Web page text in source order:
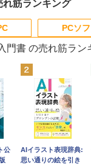
筋ランキング
tomtoc 360°保護
15.6 16インチ パソコ
PCソ
ド
Microsoft Office
Home & Business
門書 の売れ筋ラン
公
AIイラスト表現辞典:
思い通りの絵を引き